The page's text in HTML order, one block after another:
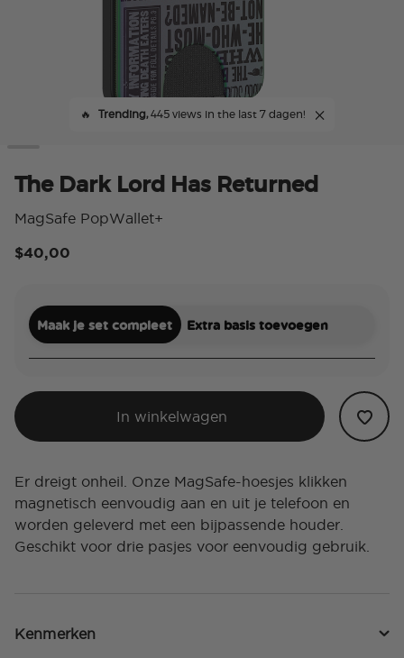
🔥 Trending,445 views in the last 7 dagen!
The Dark Lord Has Returned
MagSafe PopWallet+
$40,00
Maak je set compleet Extra basis toevoegen
In winkelwagen
Er dreigt onheil. Onze MagSafe-hoesjes klikken
magnetisch eenvoudig aan en uit je telefoon en
worden geleverd met een bijpassende houder.
Geschikt voor drie pasjes voor eenvoudig gebruik.
Kenmerken